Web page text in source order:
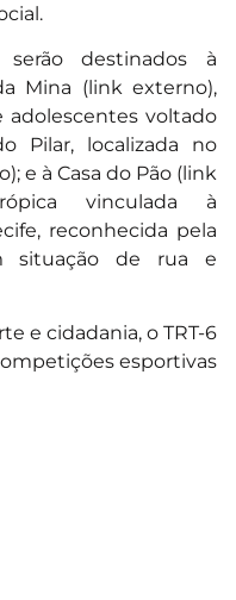
serão destinados à
Mina (link externo),
adolescentes voltado
Pilar, localizada no
e à Casa do Pão (link
vinculada à
reconhecida pela
situação de rua e
e cidadania, o TRT-6
esportivas